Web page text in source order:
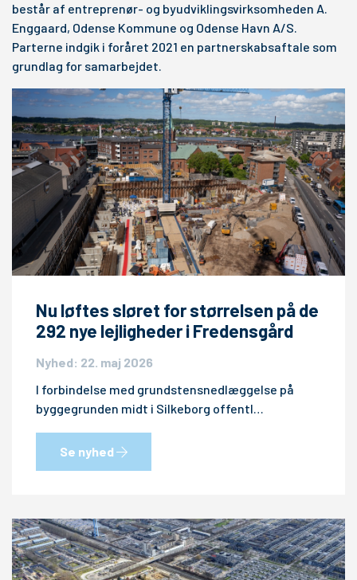
består af entreprenør- og byudviklingsvirksomheden A.
Enggaard, Odense Kommune og Odense Havn A/S.
Parterne indgik i foråret 2021 en partnerskabsaftale som
grundlag for samarbejdet.
Nu løftes sløret for størrelsen på de
292 nye lejligheder i Fredensgård
Nyhed: 22. maj 2026
I forbindelse med grundstensnedlæggelse på
byggegrunden midt i Silkeborg offentl…
Se nyhed